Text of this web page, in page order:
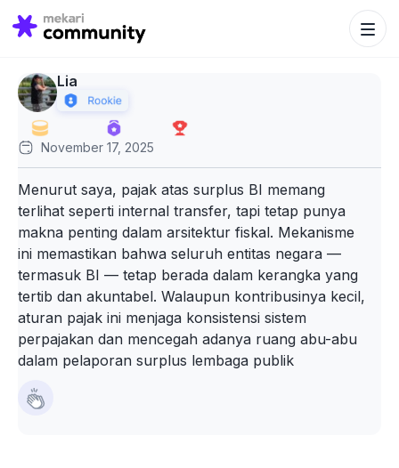
Search
for:
Search
Lia
November 17, 2025
Menurut saya, pajak atas surplus BI memang
terlihat seperti internal transfer, tapi tetap punya
makna penting dalam arsitektur fiskal. Mekanisme
ini memastikan bahwa seluruh entitas negara —
termasuk BI — tetap berada dalam kerangka yang
tertib dan akuntabel. Walaupun kontribusinya kecil,
aturan pajak ini menjaga konsistensi sistem
perpajakan dan mencegah adanya ruang abu-abu
dalam pelaporan surplus lembaga publik